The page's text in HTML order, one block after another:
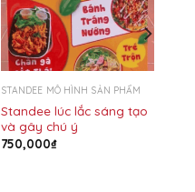
STANDEE MÔ HÌNH SẢN PHẨM
Standee lúc lắc sáng tạo
và gây chú ý
750,000₫